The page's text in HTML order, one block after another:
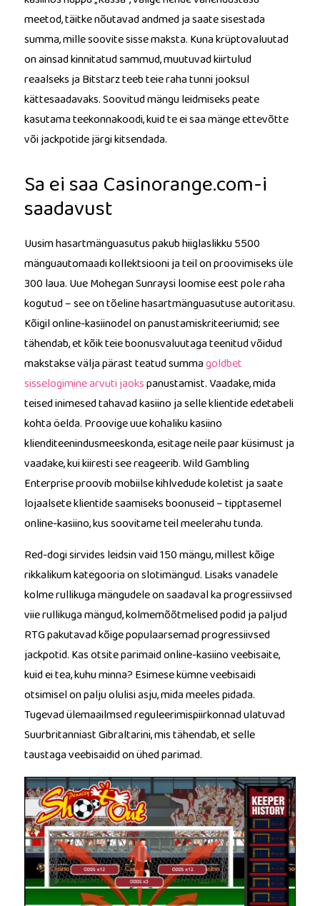
meetod, täitke nõutavad andmed ja saate sisestada
summa, mille soovite sisse maksta. Kuna krüptovaluutad
on ainsad kinnitatud sammud, muutuvad kiirtulud
reaalseks ja Bitstarz teeb teie raha tunni jooksul
kättesaadavaks. Soovitud mängu leidmiseks peate
kasutama teekonnakoodi, kuid te ei saa mänge ettevõtte
või jackpotide järgi kitsendada.
Sa ei saa Casinorange.com-i
saadavust
Uusim hasartmänguasutus pakub hiiglaslikku 5500
mänguautomaadi kollektsiooni ja teil on proovimiseks üle
300 laua. Uue Mohegan Sunraysi loomise eest pole raha
kogutud – see on tõeline hasartmänguasutuse autoritasu.
Kõigil online-kasiinodel on panustamiskriteeriumid; see
tähendab, et kõik teie boonusvaluutaga teenitud võidud
makstakse välja pärast teatud summagoldbet
sisselogimine arvuti jaokspanustamist. Vaadake, mida
teised inimesed tahavad kasiino ja selle klientide edetabeli
kohta öelda. Proovige uue kohaliku kasiino
klienditeenindusmeeskonda, esitage neile paar küsimust ja
vaadake, kui kiiresti see reageerib. Wild Gambling
Enterprise proovib mobiilse kihlvedude koletist ja saate
lojaalsete klientide saamiseks boonuseid – tipptasemel
online-kasiino, kus soovitame teil meelerahu tunda.
Red-dogi sirvides leidsin vaid 150 mängu, millest kõige
rikkalikum kategooria on slotimängud. Lisaks vanadele
kolme rullikuga mängudele on saadaval ka progressiivsed
viie rullikuga mängud, kolmemõõtmelised podid ja paljud
RTG pakutavad kõige populaarsemad progressiivsed
jackpotid. Kas otsite parimaid online-kasiino veebisaite,
kuid ei tea, kuhu minna? Esimese kümne veebisaidi
otsimisel on palju olulisi asju, mida meeles pidada.
Tugevad ülemaailmsed reguleerimispiirkonnad ulatuvad
Suurbritanniast Gibraltarini, mis tähendab, et selle
taustaga veebisaidid on ühed parimad.